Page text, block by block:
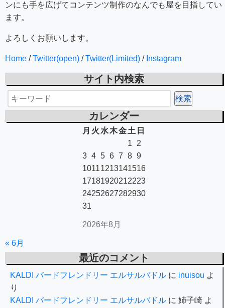
ンにも手を広げてコンテンツ制作のなんでも屋を目指してい
ます。
よろしくお願いします。
Home /Twitter(open) /Twitter(Limited) / Instagram
サイト内検索
カレンダー
2026年8月
月 火 水木金 土 日
1
2
3 4 5 6 7 8 9
10111213141516
17181920212223
24252627282930
31
« 6月
最近のコメント
KALDI バードフレンドリー エルサルバドル に inuisou よ
り
KALDI バードフレンドリー エルサルバドル に 姉子崎 よ